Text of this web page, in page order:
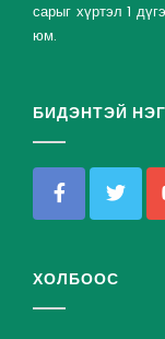
сарыг хүртэл 1
юм.
БИДЭНТЭЙ
ХОЛБООС